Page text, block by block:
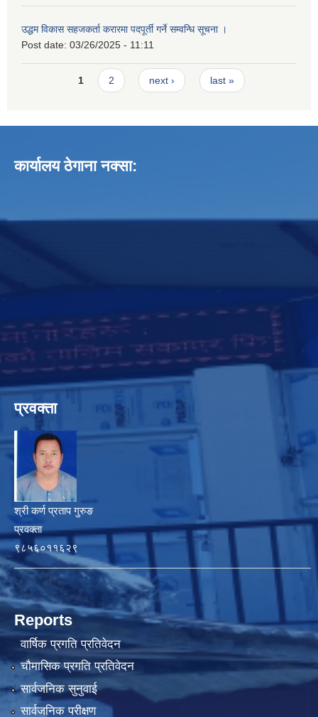
उद्धम विकास सहजकर्ता करारमा पदपूर्ती गर्ने सम्वन्धि सूचना ।
Post date: 03/26/2025 - 11:11
Pages1 2 next › last »
कार्यालय ठेगाना नक्सा:
प्रवक्ता
श्री कर्ण प्रताप गुरुङ
प्रवक्ता
९८५६०११६२९
Reports
वार्षिक प्रगति प्रतिवेदन
चौमासिक प्रगति प्रतिवेदन
सार्वजनिक सुनुवाई
सार्वजनिक परीक्षण